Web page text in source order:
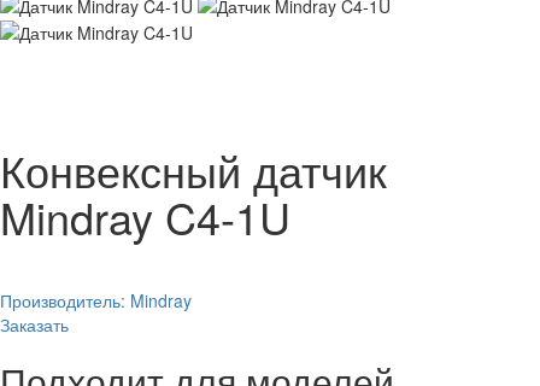
Конвексный датчик
Mindray C4-1U
Производитель: Mindray
Заказать